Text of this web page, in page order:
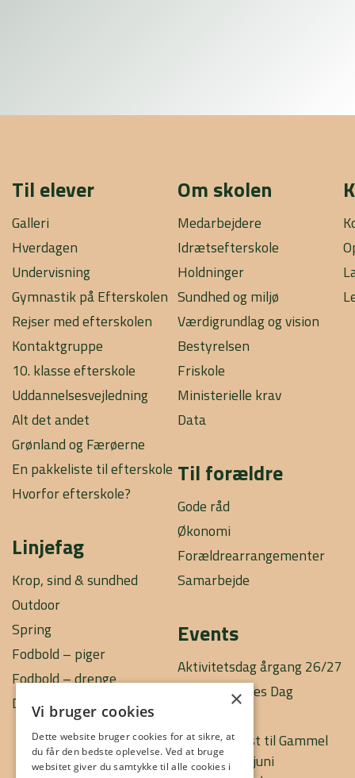
Til elever
Galleri
Hverdagen
Undervisning
Gymnastik på Efterskolen
Rejser med efterskolen
Kontaktgruppe
10. klasse efterskole
Uddannelsesvejledning
Alt det andet
Grønland og Færøerne
En pakkeliste til efterskole
Hvorfor efterskole?
Linjefag
Krop, sind & sundhed
Outdoor
Spring
Fodbold – piger
Fodbold – drenge
Dans
Om skolen
Medarbejdere
Idrætsefterskole
Holdninger
Sundhed og miljø
Værdigrundlag og vision
Bestyrelsen
Friskole
Ministerielle krav
Data
Til forældre
Gode råd
Økonomi
Forældrearrangementer
Samarbejde
Events
Aktivitetsdag årgang 26/27
Efterskolernes Dag
Jubilarfrokost til Gammel
Elevdag d. 5. juni
×
Vi bruger cookies
Dette website bruger cookies for at sikre, at
du får den bedste oplevelse. Ved at bruge
websitet giver du samtykke til alle cookies i